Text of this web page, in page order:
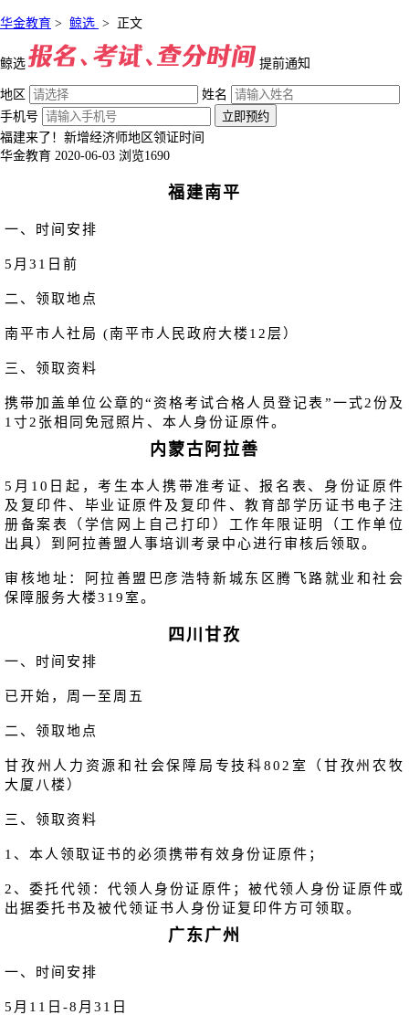
华金教育 > 鲸选 > 正文
鲸选 提前通知
地区
姓名
手机号
立即预约
福建来了！新增经济师地区领证时间
华金教育 2020-06-03 浏览1690
福建南平
一、时间安排
5月31日前
二、领取地点
南平市人社局 (南平市人民政府大楼12层）
三、领取资料
携带加盖单位公章的“资格考试合格人员登记表”一式2份及
1寸2张相同免冠照片、本人身份证原件。
内蒙古阿拉善
5月10日起，考生本人携带准考证、报名表、身份证原件
及复印件、毕业证原件及复印件、教育部学历证书电子注
册备案表（学信网上自己打印）工作年限证明（工作单位
出具）到阿拉善盟人事培训考录中心进行审核后领取。
审核地址：阿拉善盟巴彦浩特新城东区腾飞路就业和社会
保障服务大楼319室。
四川甘孜
一、时间安排
已开始，周一至周五
二、领取地点
甘孜州人力资源和社会保障局专技科802室（甘孜州农牧
大厦八楼）
三、领取资料
1、本人领取证书的必须携带有效身份证原件；
2、委托代领：代领人身份证原件；被代领人身份证原件或
出据委托书及被代领证书人身份证复印件方可领取。
广东广州
一、时间安排
5月11日-8月31日